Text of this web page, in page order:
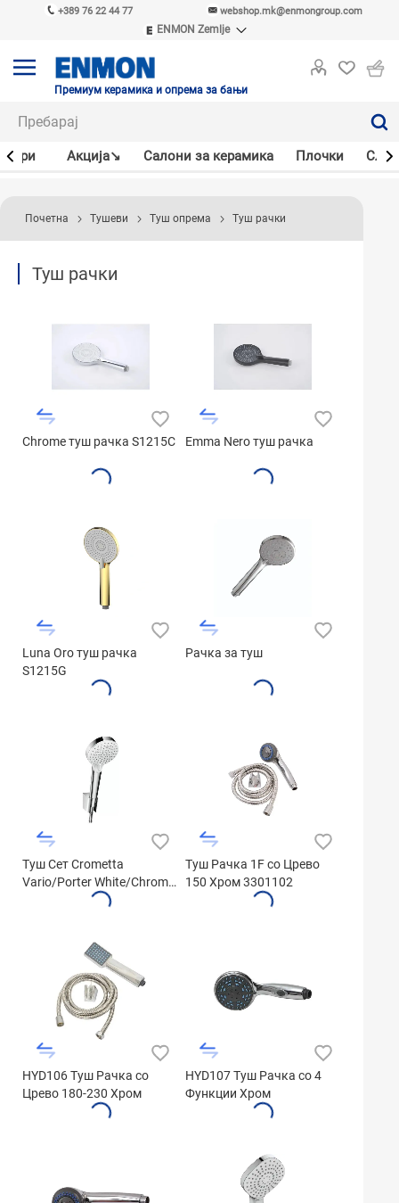
+389 76 22 44 77 webshop.mk@enmongroup.com
ENMON Zemlje
ENMON MKD
Премиум керамика и опрема за бањи
Акцијa↘ Салони за керамика Плочки
Почетна Тушеви Туш опрема Туш рачки
Туш рачки
Chrome туш рачка S1215C Emma Nero туш рачка
Luna Oro туш рачка
S1215G
Рачка за туш
Туш Сет Crometta
Vario/Porter White/Chrome
Shower Hose 1600mm
Туш Рачка 1F со Црево
150 Хром 3301102
HYD106 Туш Рачка со
Црево 180-230 Хром
HYD107 Туш Рачка со 4
Функции Хром